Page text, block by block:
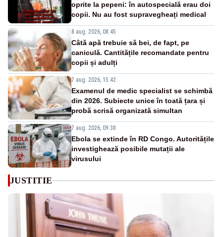
oprite la pepeni: în autospecială erau doi
copii. Nu au fost supravegheați medical
8 aug. 2026, 08:45
Câtă apă trebuie să bei, de fapt, pe
caniculă. Cantitățile recomandate pentru
copii și adulți
7 aug. 2026, 15:42
Examenul de medic specialist se schimbă
din 2026. Subiecte unice în toată țara și
probă scrisă organizată simultan
7 aug. 2026, 09:38
Ebola se extinde în RD Congo. Autoritățile
investighează posibile mutații ale
virusului
JUSTITIE